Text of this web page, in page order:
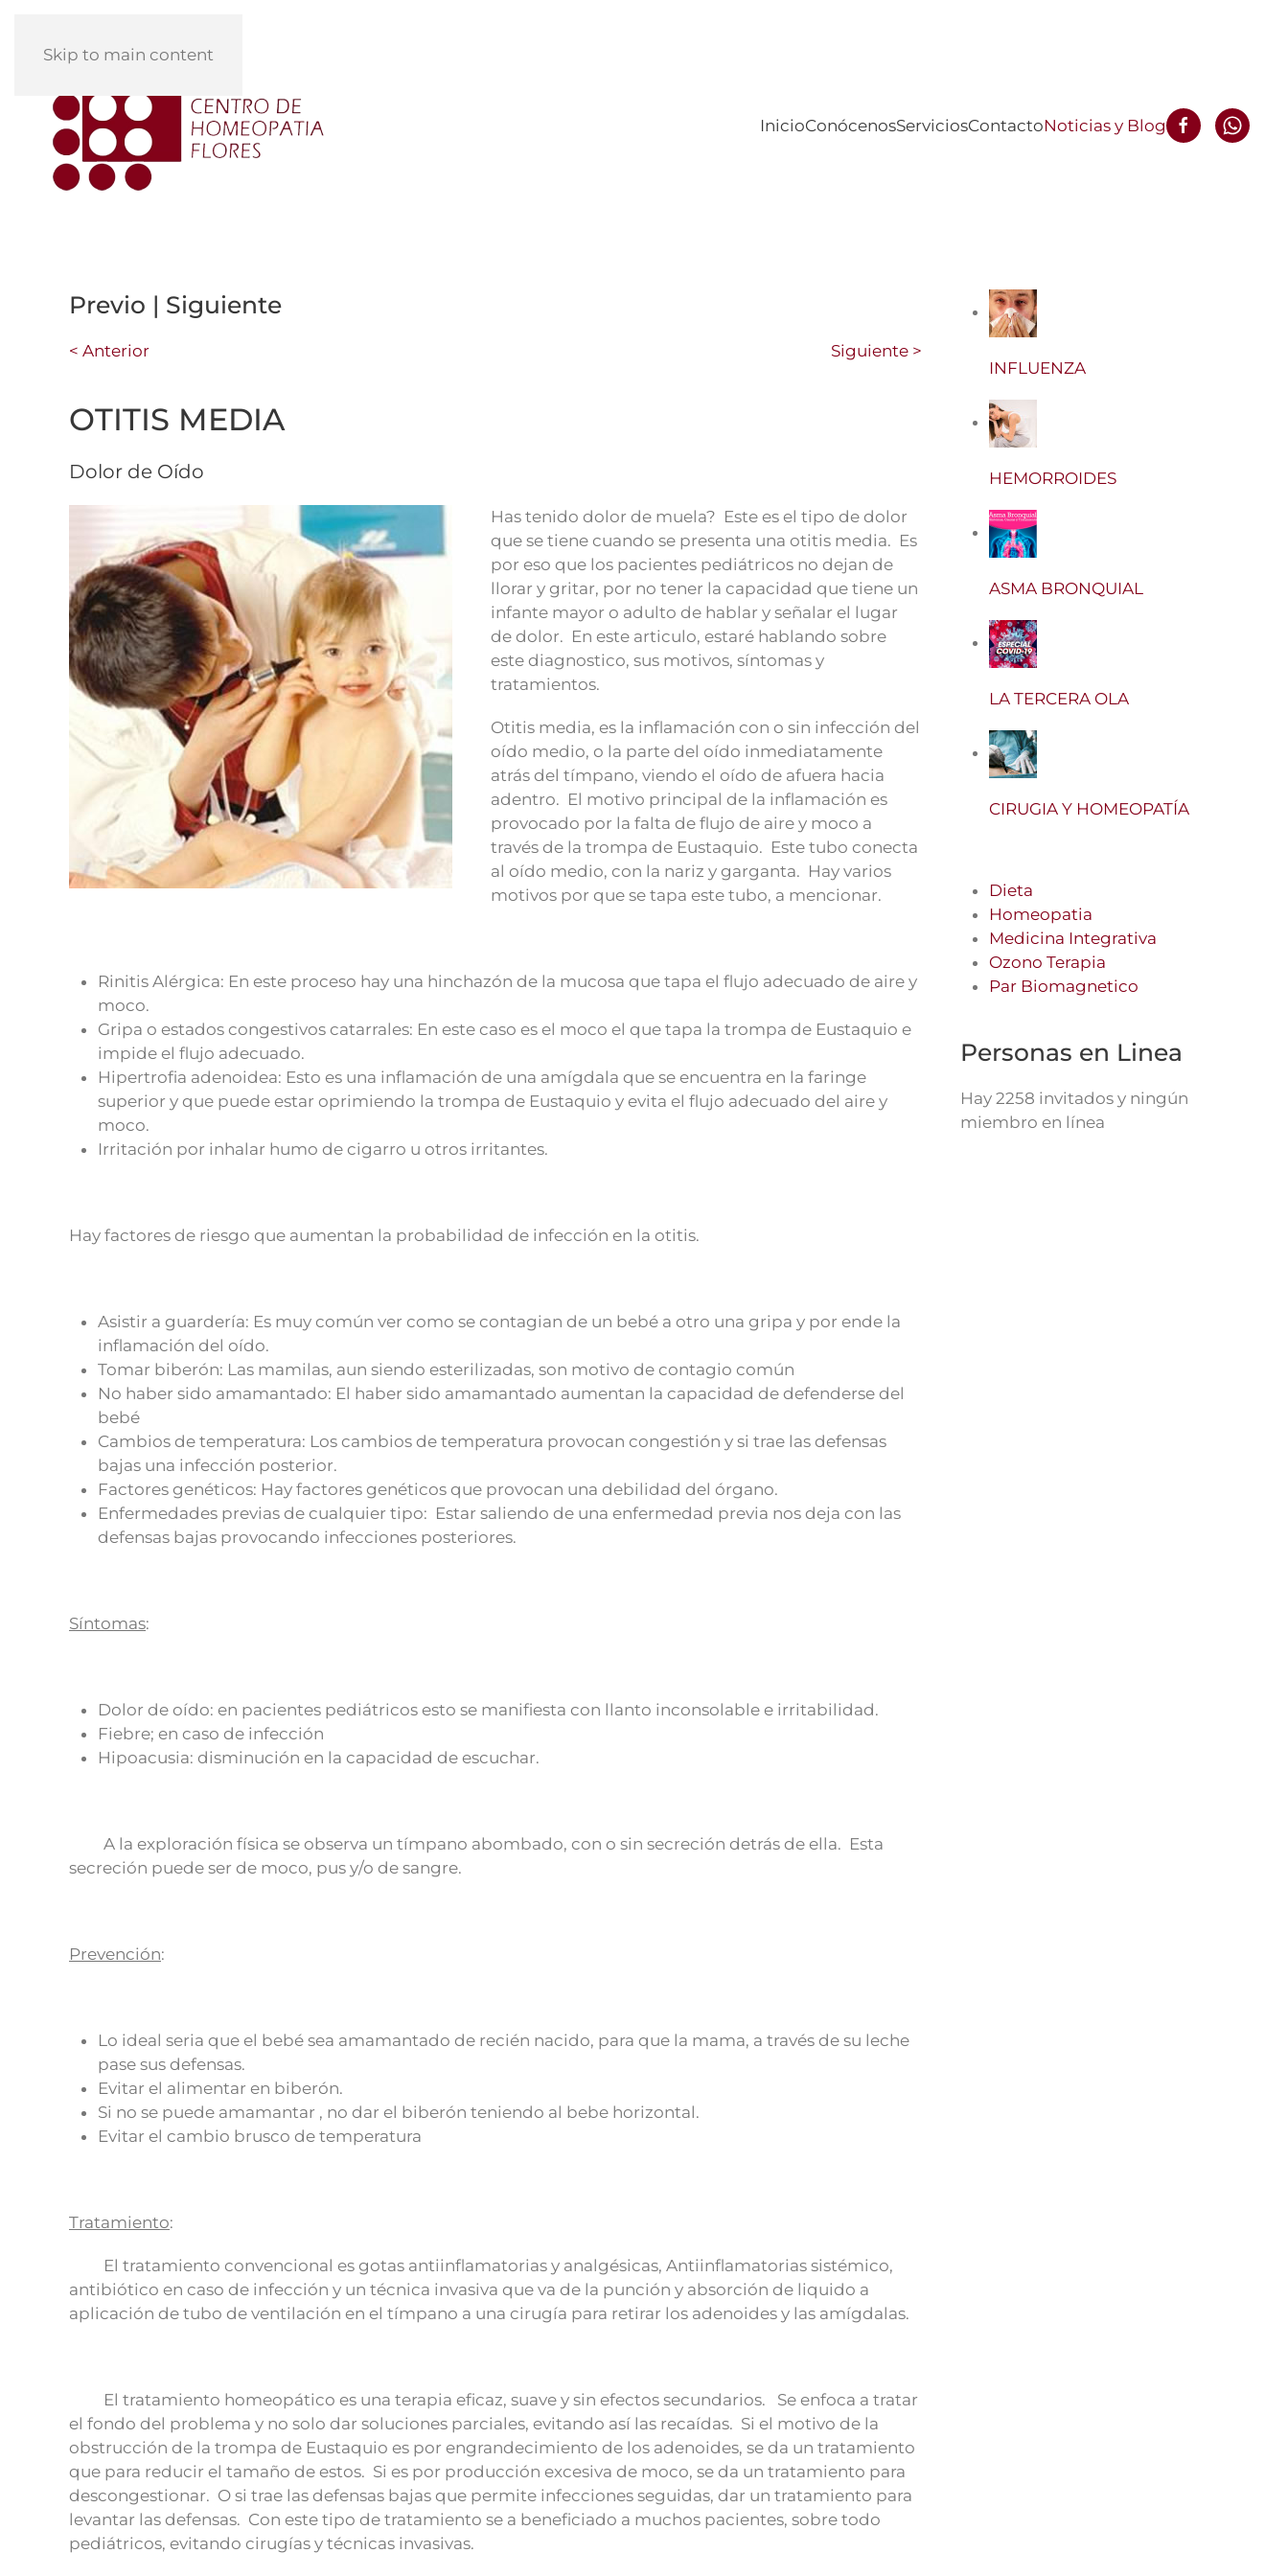
Skip to main content
InicioConócenosServiciosContactoNoticias y Blog
Previo | Siguiente
< Anterior Siguiente >
OTITIS MEDIA
Dolor de Oído
Has tenido dolor de muela? Este es el tipo de dolor
que se tiene cuando se presenta una otitis media. Es
por eso que los pacientes pediátricos no dejan de
llorar y gritar, por no tener la capacidad que tiene un
infante mayor o adulto de hablar y señalar el lugar
de dolor. En este articulo, estaré hablando sobre
este diagnostico, sus motivos, síntomas y
tratamientos.
Otitis media, es la inflamación con o sin infección del
oído medio, o la parte del oído inmediatamente
atrás del tímpano, viendo el oído de afuera hacia
adentro. El motivo principal de la inflamación es
provocado por la falta de flujo de aire y moco a
través de la trompa de Eustaquio. Este tubo conecta
al oído medio, con la nariz y garganta. Hay varios
motivos por que se tapa este tubo, a mencionar.
Rinitis Alérgica: En este proceso hay una hinchazón de la mucosa que tapa el flujo adecuado de aire y
moco.
Gripa o estados congestivos catarrales: En este caso es el moco el que tapa la trompa de Eustaquio e
impide el flujo adecuado.
Hipertrofia adenoidea: Esto es una inflamación de una amígdala que se encuentra en la faringe
superior y que puede estar oprimiendo la trompa de Eustaquio y evita el flujo adecuado del aire y
moco.
Irritación por inhalar humo de cigarro u otros irritantes.
Hay factores de riesgo que aumentan la probabilidad de infección en la otitis.
Asistir a guardería: Es muy común ver como se contagian de un bebé a otro una gripa y por ende la
inflamación del oído.
Tomar biberón: Las mamilas, aun siendo esterilizadas, son motivo de contagio común
No haber sido amamantado: El haber sido amamantado aumentan la capacidad de defenderse del
bebé
Cambios de temperatura: Los cambios de temperatura provocan congestión y si trae las defensas
bajas una infección posterior.
Factores genéticos: Hay factores genéticos que provocan una debilidad del órgano.
Enfermedades previas de cualquier tipo: Estar saliendo de una enfermedad previa nos deja con las
defensas bajas provocando infecciones posteriores.
Síntomas:
Dolor de oído: en pacientes pediátricos esto se manifiesta con llanto inconsolable e irritabilidad.
Fiebre; en caso de infección
Hipoacusia: disminución en la capacidad de escuchar.
A la exploración física se observa un tímpano abombado, con o sin secreción detrás de ella. Esta
secreción puede ser de moco, pus y/o de sangre.
Prevención:
Lo ideal seria que el bebé sea amamantado de recién nacido, para que la mama, a través de su leche
pase sus defensas.
Evitar el alimentar en biberón.
Si no se puede amamantar , no dar el biberón teniendo al bebe horizontal.
Evitar el cambio brusco de temperatura
Tratamiento:
El tratamiento convencional es gotas antiinflamatorias y analgésicas, Antiinflamatorias sistémico,
antibiótico en caso de infección y un técnica invasiva que va de la punción y absorción de liquido a
aplicación de tubo de ventilación en el tímpano a una cirugía para retirar los adenoides y las amígdalas.
El tratamiento homeopático es una terapia eficaz, suave y sin efectos secundarios. Se enfoca a tratar
el fondo del problema y no solo dar soluciones parciales, evitando así las recaídas. Si el motivo de la
obstrucción de la trompa de Eustaquio es por engrandecimiento de los adenoides, se da un tratamiento
que para reducir el tamaño de estos. Si es por producción excesiva de moco, se da un tratamiento para
descongestionar. O si trae las defensas bajas que permite infecciones seguidas, dar un tratamiento para
levantar las defensas. Con este tipo de tratamiento se a beneficiado a muchos pacientes, sobre todo
pediátricos, evitando cirugías y técnicas invasivas.
INFLUENZA
HEMORROIDES
ASMA BRONQUIAL
LA TERCERA OLA
CIRUGIA Y HOMEOPATÍA
Dieta
Homeopatia
Medicina Integrativa
Ozono Terapia
Par Biomagnetico
Personas en Linea
Hay 2258 invitados y ningún
miembro en línea